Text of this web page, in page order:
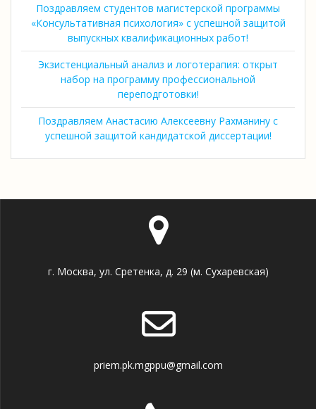
Поздравляем студентов магистерской программы
«Консультативная психология» с успешной защитой
выпускных квалификационных работ!
Экзистенциальный анализ и логотерапия: открыт
набор на программу профессиональной
переподготовки!
Поздравляем Анастасию Алексеевну Рахманину с
успешной защитой кандидатской диссертации!
г. Москва, ул. Сретенка, д. 29 (м. Сухаревская)
priem.pk.mgppu@gmail.com